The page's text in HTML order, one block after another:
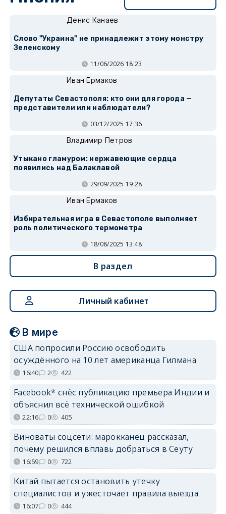
Денис Канаев
Слово "Украина" не принадлежит этому монстру
Зеленскому
11/06/2026 18:23
Иван Ермаков
Депутаты Севастополя: кто они для города —
представители или наблюдатели?
03/12/2025 17:36
Владимир Петров
Утыкано гламуром: нержавеющие сердца
появились над Балаклавой
29/09/2025 19:28
Иван Ермаков
Избирательная игра в Севастополе выполняет
роль политического термометра
18/08/2025 13:48
В раздел
Личный кабинет
В мире
США попросили Россию освободить
осуждённого на 10 лет американца Гилмана
16:40 2 422
Facebook* снёс публикацию премьера Индии и
объяснил всё технической ошибкой
22:16 0 405
Виноваты соцсети: марокканец рассказал,
почему решился вплавь добраться в Сеуту
16:59 0 722
Китай пытается остановить утечку
специалистов и ужесточает правила выезда
16:07 0 444